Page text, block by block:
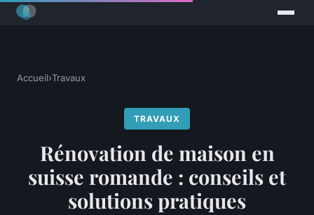
Accueil›Travaux
TRAVAUX
Rénovation de maison en
suisse romande : conseils et
solutions pratiques